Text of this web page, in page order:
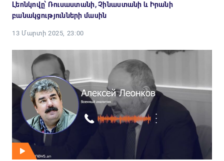
Լեոնկովը՝ Ռուսաստանի, Չինաստանի և Իրանի
բանակցությունների մասին
13 Մարտի 2025, 23:00